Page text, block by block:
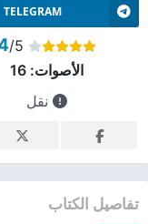
TELEGRAM
/5
الأصوات:16
نقل
تفاصيل الكتاب